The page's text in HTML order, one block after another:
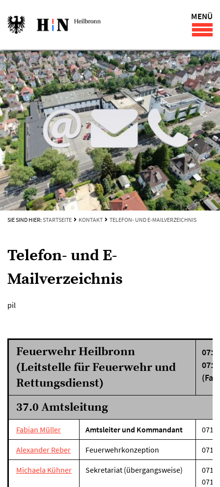
MENÜ
SIE SIND HIER: STARTSEITE KONTAKT TELEFON- UND E-MAILVERZEICHNIS
Telefon- und E-
Mailverzeichnis
pil
Feuerwehr Heilbronn
(Leitstelle für Feuerwehr und
Rettungsdienst)
(Fax)
37.0 Amtsleitung
Fabian Müller Amtsleiter und Kommandant
Alexander Reber Feuerwehrkonzeption
Michaela Kühner Sekretariat (übergangsweise)